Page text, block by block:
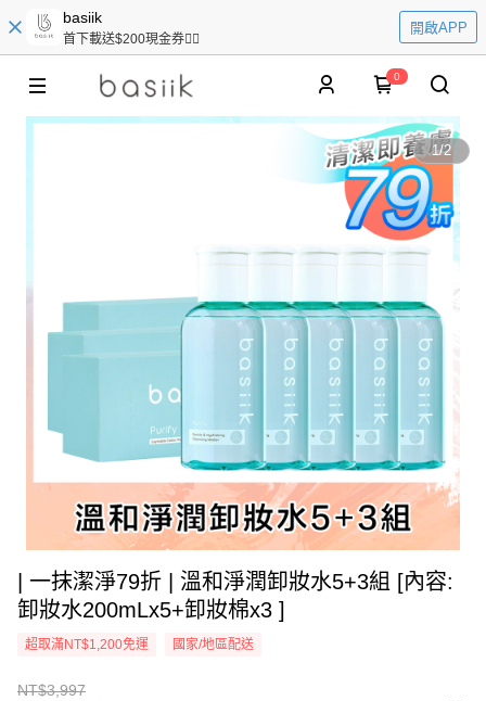
basiik
首下載送$200現金券👆🏻
開啟APP
0
1/2
| 一抹潔淨79折 | 溫和淨潤卸妝水5+3組 [內容:
卸妝水200mLx5+卸妝棉x3 ]
超取滿NT$1,200免運 國家/地區配送
NT$3,997